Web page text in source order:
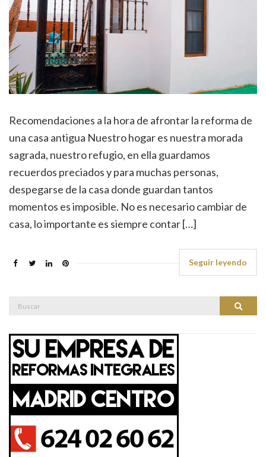
Recomendaciones a la hora de afrontar la reforma de
una casa antigua Nuestro hogar es nuestra morada
sagrada, nuestro refugio, en ella guardamos
recuerdos preciados y para muchas personas,
despegarse de la casa donde guardan tantos
momentos es imposible. No es necesario cambiar de
casa, lo importante es siempre contar […]
Seguir leyendo
Buscar